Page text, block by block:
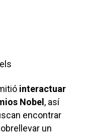
interactuar
Nobel, así
encontrar
un